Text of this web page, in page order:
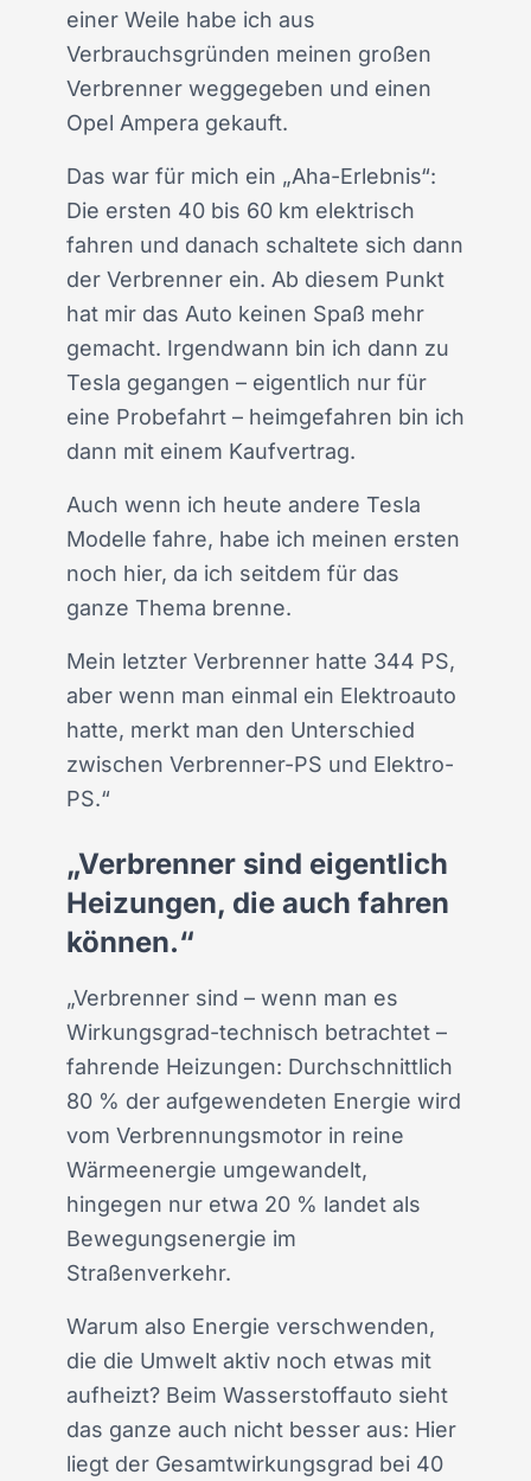
einer Weile habe ich aus
Verbrauchsgründen meinen großen
Verbrenner weggegeben und einen
Opel Ampera gekauft.
Das war für mich ein „Aha-Erlebnis“:
Die ersten 40 bis 60 km elektrisch
fahren und danach schaltete sich dann
der Verbrenner ein. Ab diesem Punkt
hat mir das Auto keinen Spaß mehr
gemacht. Irgendwann bin ich dann zu
Tesla gegangen – eigentlich nur für
eine Probefahrt – heimgefahren bin ich
dann mit einem Kaufvertrag.
Auch wenn ich heute andere Tesla
Modelle fahre, habe ich meinen ersten
noch hier, da ich seitdem für das
ganze Thema brenne.
Mein letzter Verbrenner hatte 344 PS,
aber wenn man einmal ein Elektroauto
hatte, merkt man den Unterschied
zwischen Verbrenner-PS und Elektro-
PS.“
„Verbrenner sind eigentlich
Heizungen, die auch fahren
können.“
„Verbrenner sind – wenn man es
Wirkungsgrad-technisch betrachtet –
fahrende Heizungen: Durchschnittlich
80 % der aufgewendeten Energie wird
vom Verbrennungsmotor in reine
Wärmeenergie umgewandelt,
hingegen nur etwa 20 % landet als
Bewegungsenergie im
Straßenverkehr.
Warum also Energie verschwenden,
die die Umwelt aktiv noch etwas mit
aufheizt? Beim Wasserstoffauto sieht
das ganze auch nicht besser aus: Hier
liegt der Gesamtwirkungsgrad bei 40